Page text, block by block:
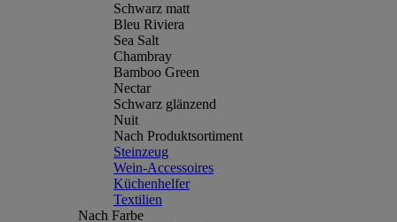
Schwarz matt
Bleu Riviera
Sea Salt
Chambray
Bamboo Green
Nectar
Schwarz glänzend
Nuit
Nach Produktsortiment
Steinzeug
Wein-Accessoires
Küchenhelfer
Textilien
Nach Farbe